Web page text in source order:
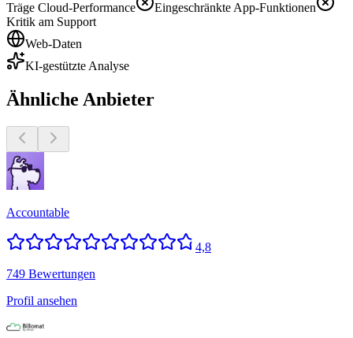
Träge Cloud-Performance
Eingeschränkte App-Funktionen
Kritik am Support
Web-Daten
KI-gestützte Analyse
Ähnliche Anbieter
Accountable
4,8
749 Bewertungen
Profil ansehen